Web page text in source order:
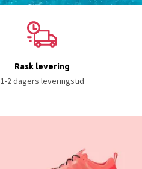
Rask levering
1-2 dagers leveringstid